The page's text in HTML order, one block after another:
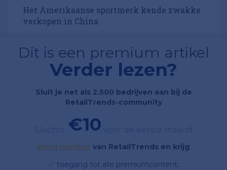
Het Amerikaanse sportmerk kende zwakke
verkopen in China.
Dit is een premium artikel
Verder lezen?
Sluit je net als 2.500 bedrijven aan bij de
RetailTrends-community
€10
Word member van RetailTrends en krijg;
✅ toegang tot alle premiumcontent;